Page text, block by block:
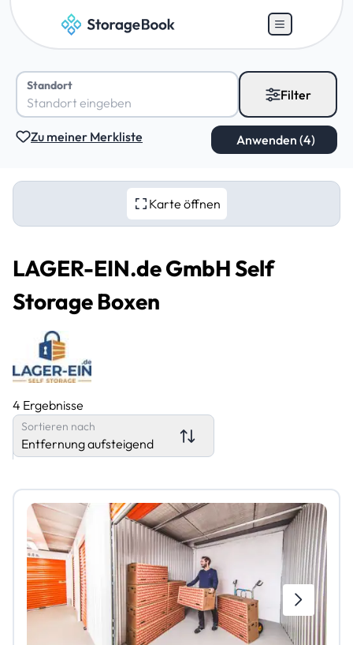
Standort
Filter
Zu meiner Merkliste
Karte öffnen
LAGER-EIN.de GmbH Self
Storage Boxen
4 Ergebnisse
Sortieren nach
Entfernung aufsteigend